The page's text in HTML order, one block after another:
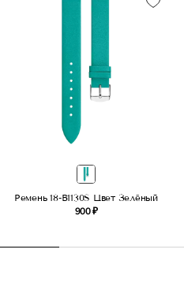
Ремень 18-B1130S Цвет Зелёный
900 ₽